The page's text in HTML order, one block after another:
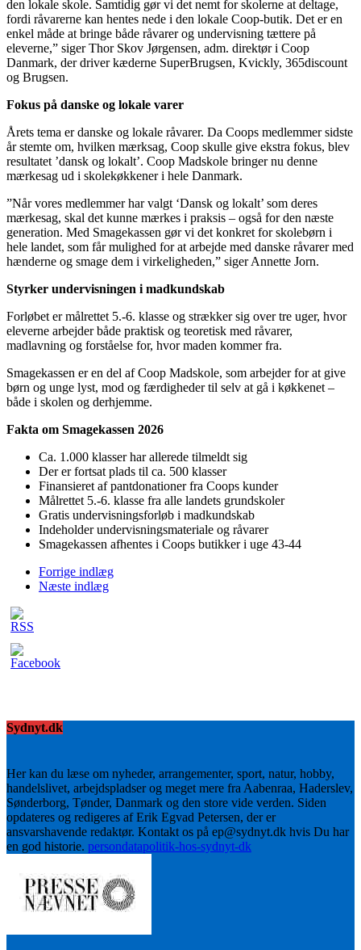
den lokale skole. Samtidig gør vi det nemt for skolerne at deltage,
fordi råvarerne kan hentes nede i den lokale Coop-butik. Det er en
enkel måde at bringe både råvarer og undervisning tættere på
eleverne,” siger Thor Skov Jørgensen, adm. direktør i Coop
Danmark, der driver kæderne SuperBrugsen, Kvickly, 365discount
og Brugsen.
Fokus på danske og lokale varer
Årets tema er danske og lokale råvarer. Da Coops medlemmer sidste
år stemte om, hvilken mærksag, Coop skulle give ekstra fokus, blev
resultatet ’dansk og lokalt’. Coop Madskole bringer nu denne
mærkesag ud i skolekøkkener i hele Danmark.
”Når vores medlemmer har valgt ‘Dansk og lokalt’ som deres
mærkesag, skal det kunne mærkes i praksis – også for den næste
generation. Med Smagekassen gør vi det konkret for skolebørn i
hele landet, som får mulighed for at arbejde med danske råvarer med
hænderne og smage dem i virkeligheden,” siger Annette Jorn.
Styrker undervisningen i madkundskab
Forløbet er målrettet 5.-6. klasse og strækker sig over tre uger, hvor
eleverne arbejder både praktisk og teoretisk med råvarer,
madlavning og forståelse for, hvor maden kommer fra.
Smagekassen er en del af Coop Madskole, som arbejder for at give
børn og unge lyst, mod og færdigheder til selv at gå i køkkenet –
både i skolen og derhjemme.
Fakta om Smagekassen 2026
Ca. 1.000 klasser har allerede tilmeldt sig
Der er fortsat plads til ca. 500 klasser
Finansieret af pantdonationer fra Coops kunder
Målrettet 5.-6. klasse fra alle landets grundskoler
Gratis undervisningsforløb i madkundskab
Indeholder undervisningsmateriale og råvarer
Smagekassen afhentes i Coops butikker i uge 43-44
Forrige indlæg
Næste indlæg
Sydnyt.dk
Her kan du læse om nyheder, arrangementer, sport, natur, hobby,
handelslivet, arbejdspladser og meget mere fra Aabenraa, Haderslev,
Sønderborg, Tønder, Danmark og den store vide verden. Siden
opdateres og redigeres af Erik Egvad Petersen, der er
ansvarshavende redaktør. Kontakt os på ep@sydnyt.dk hvis Du har
en god historie. persondatapolitik-hos-sydnyt-dk